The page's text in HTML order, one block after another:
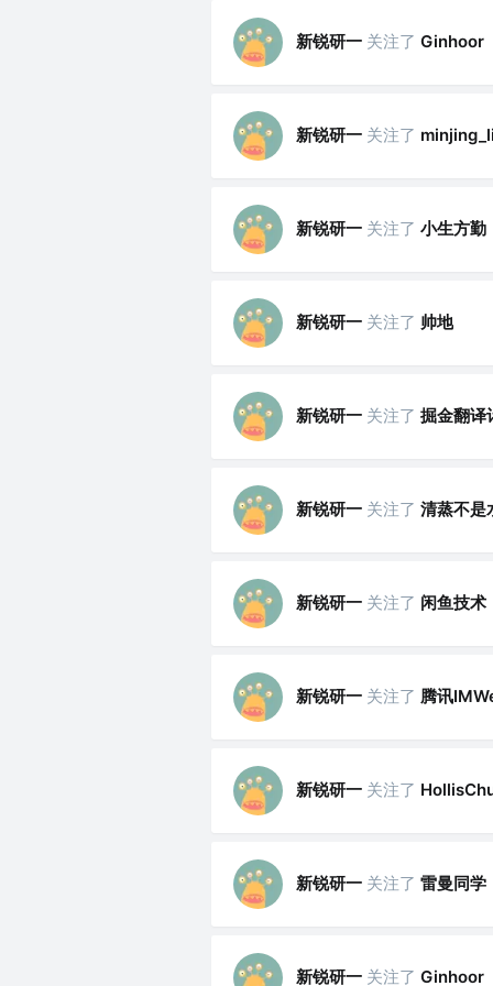
新锐研一 关注了 Ginhoor
新锐研一 关注了
新锐研一 关注了 小生方勤
新锐研一 关注了 帅地
新锐研一 关注了 掘金翻译
新锐研一 关注了 清蒸不是
新锐研一 关注了 闲鱼技术
新锐研一 关注了 腾讯
新锐研一 关注了
新锐研一 关注了 雷曼同学
新锐研一 关注了 Ginhoor